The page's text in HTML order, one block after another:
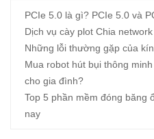
PCIe 5.0 là gì? PCIe 5.0 và
Dịch vụ cày plot Chia
Những lỗi thường gặp của
Mua robot hút bụi thông
cho gia đình?
Top 5 phần mềm đóng băng
nay